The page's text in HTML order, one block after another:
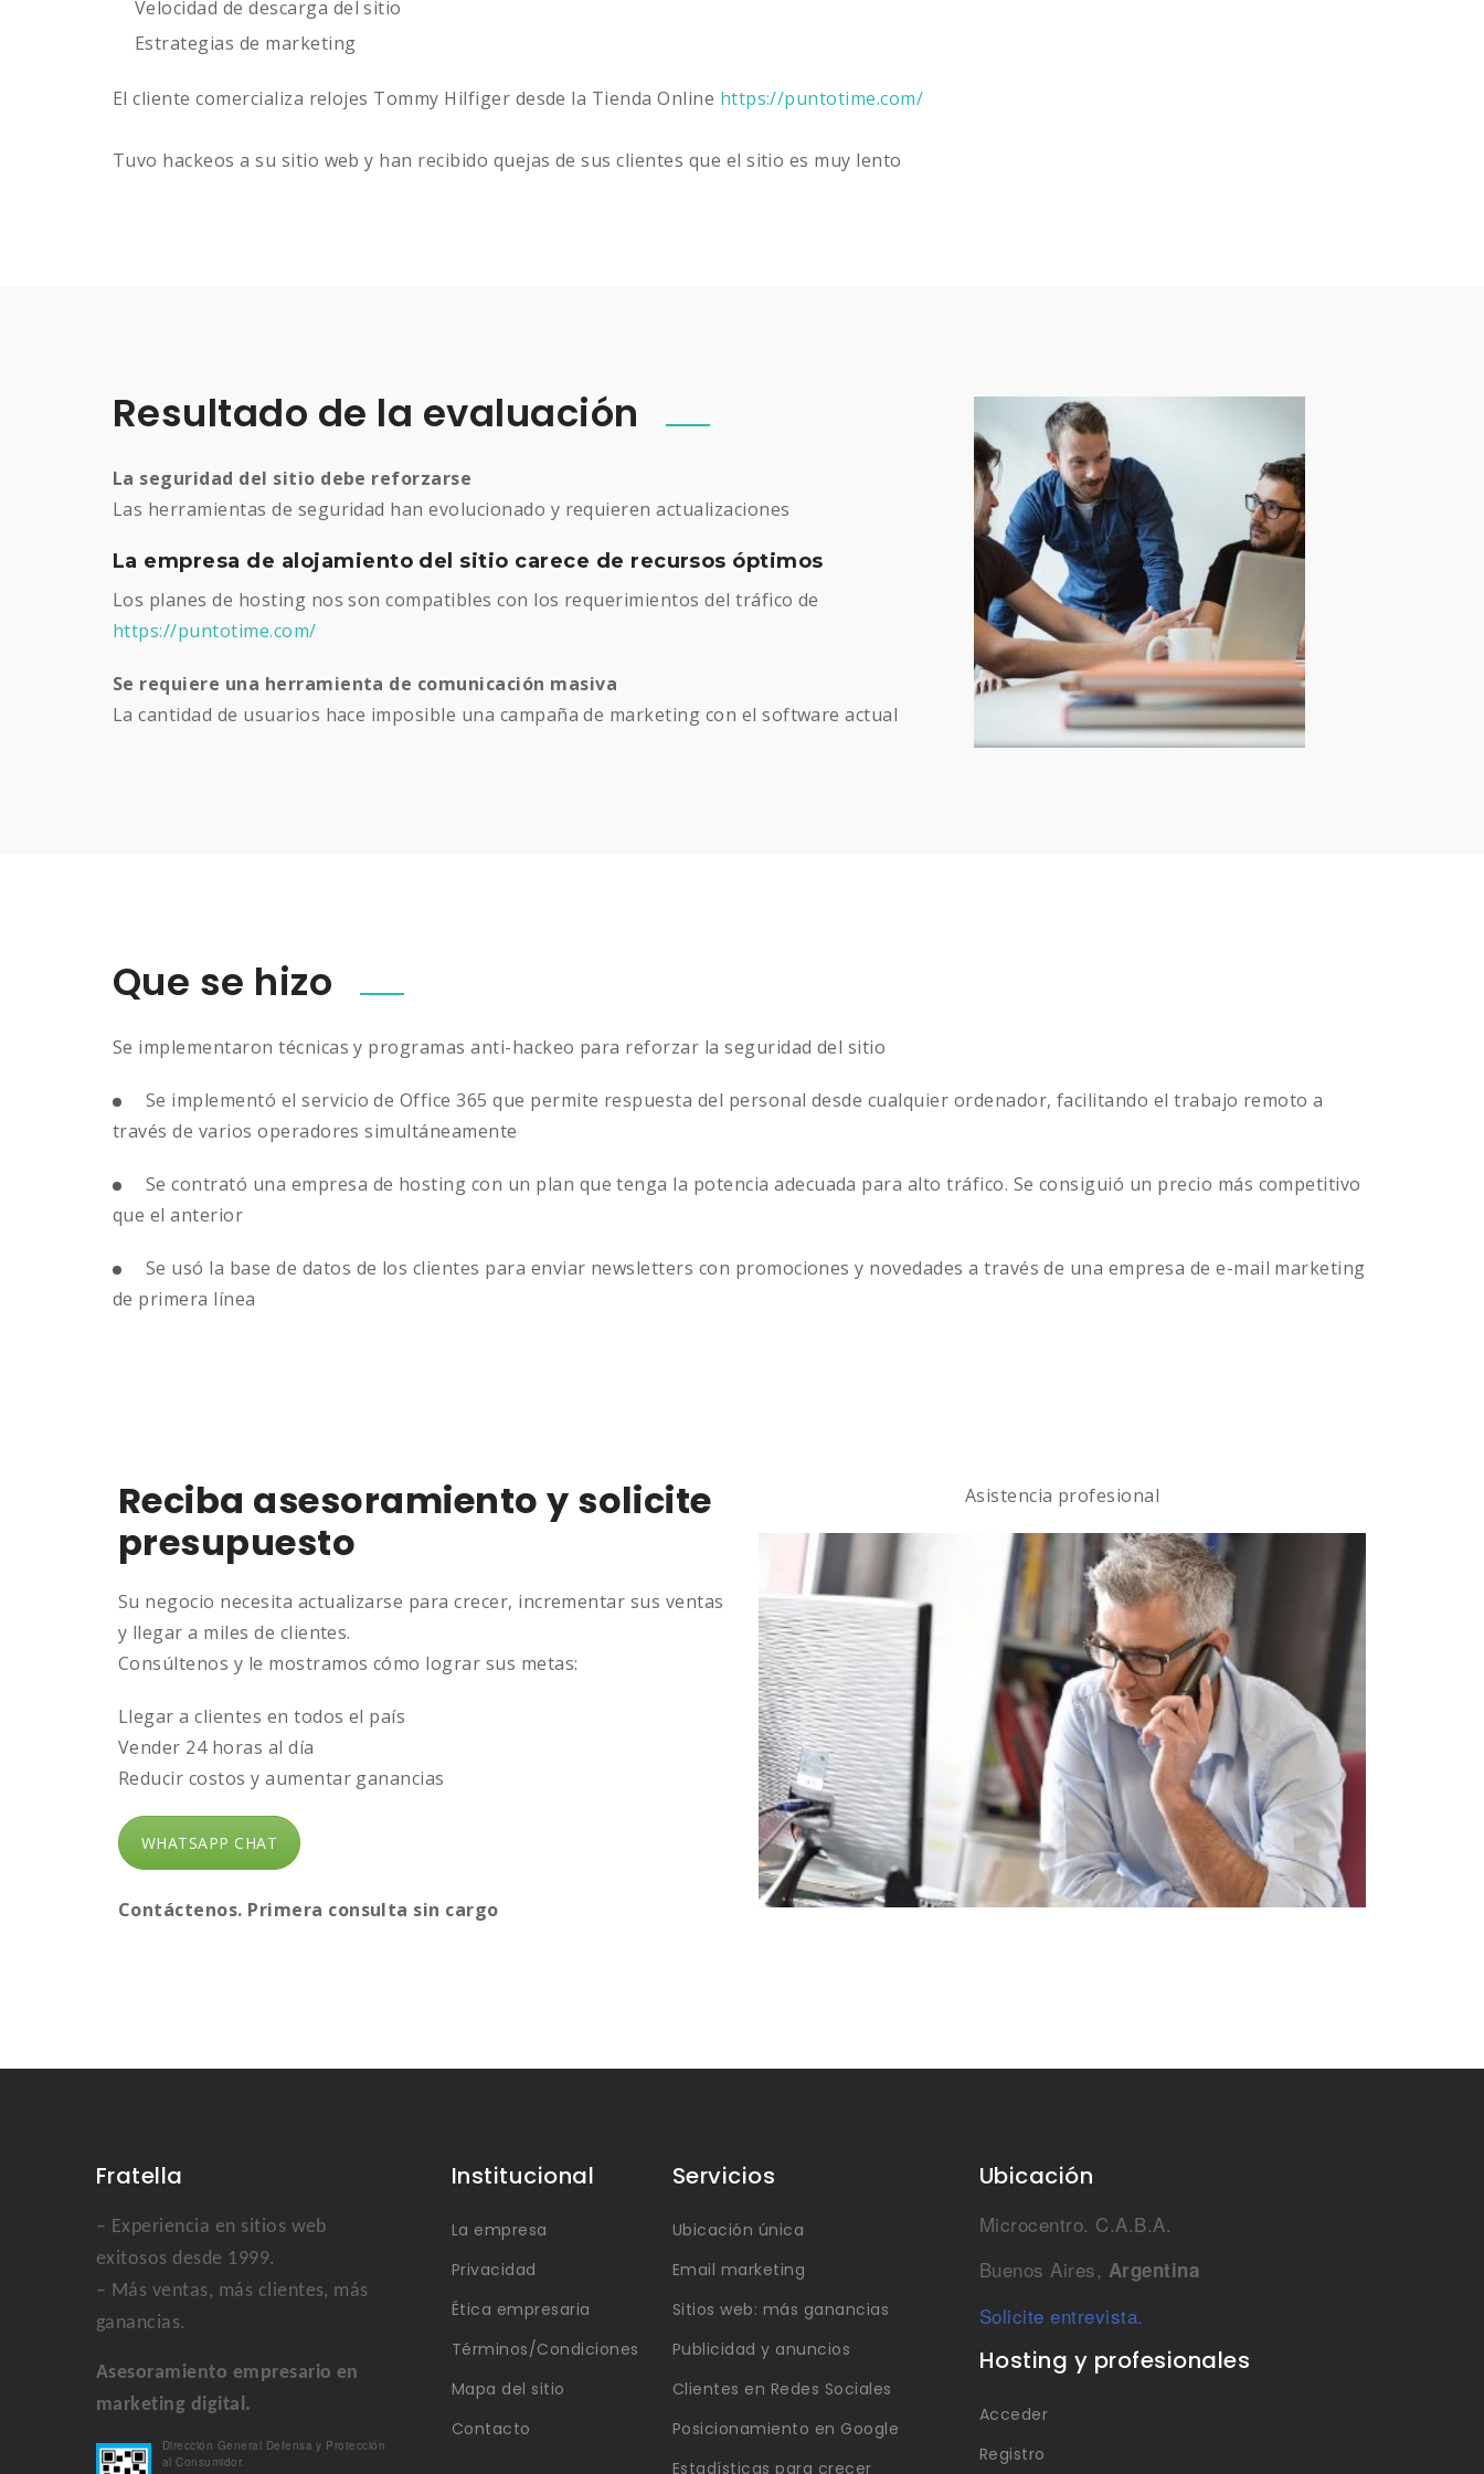
Velocidad de descarga del sitio
Estrategias de marketing
El cliente comercializa relojes Tommy Hilfiger desde la Tienda Online https://puntotime.com/
Tuvo hackeos a su sitio web y han recibido quejas de sus clientes que el sitio es muy lento
Resultado de la evaluación
La seguridad del sitio debe reforzarse
Las herramientas de seguridad han evolucionado y requieren actualizaciones
La empresa de alojamiento del sitio carece de recursos óptimos
Los planes de hosting nos son compatibles con los requerimientos del tráfico de
https://puntotime.com/
Se requiere una herramienta de comunicación masiva
La cantidad de usuarios hace imposible una campaña de marketing con el software actual
Que se hizo
Se implementaron técnicas y programas anti-hackeo para reforzar la seguridad del sitio
Se implementó el servicio de Office 365 que permite respuesta del personal desde cualquier ordenador, facilitando el trabajo remoto a
través de varios operadores simultáneamente
Se contrató una empresa de hosting con un plan que tenga la potencia adecuada para alto tráfico. Se consiguió un precio más competitivo
que el anterior
Se usó la base de datos de los clientes para enviar newsletters con promociones y novedades a través de una empresa de e-mail marketing
de primera línea
Reciba asesoramiento y solicite
presupuesto
Su negocio necesita actualizarse para crecer, incrementar sus ventas
y llegar a miles de clientes.
Consúltenos y le mostramos cómo lograr sus metas:
Llegar a clientes en todos el país
Vender 24 horas al día
Reducir costos y aumentar ganancias
WHATSAPP CHAT
Contáctenos. Primera consulta sin cargo
Asistencia profesional
Fratella
– Experiencia en sitios web
exitosos desde 1999.
– Más ventas, más clientes, más
ganancias.
Asesoramiento empresario en
marketing digital.
Dirección General Defensa y Protección
al Consumidor.
Institucional
La empresa
Privacidad
Ética empresaria
Términos/Condiciones
Mapa del sitio
Contacto
Servicios
Ubicación única
Email marketing
Sitios web: más ganancias
Publicidad y anuncios
Clientes en Redes Sociales
Posicionamiento en Google
Estadísticas para crecer
Ubicación
Microcentro. C.A.B.A.
Buenos Aires, Argentina
Solicite entrevista.
Hosting y profesionales
Acceder
Registro